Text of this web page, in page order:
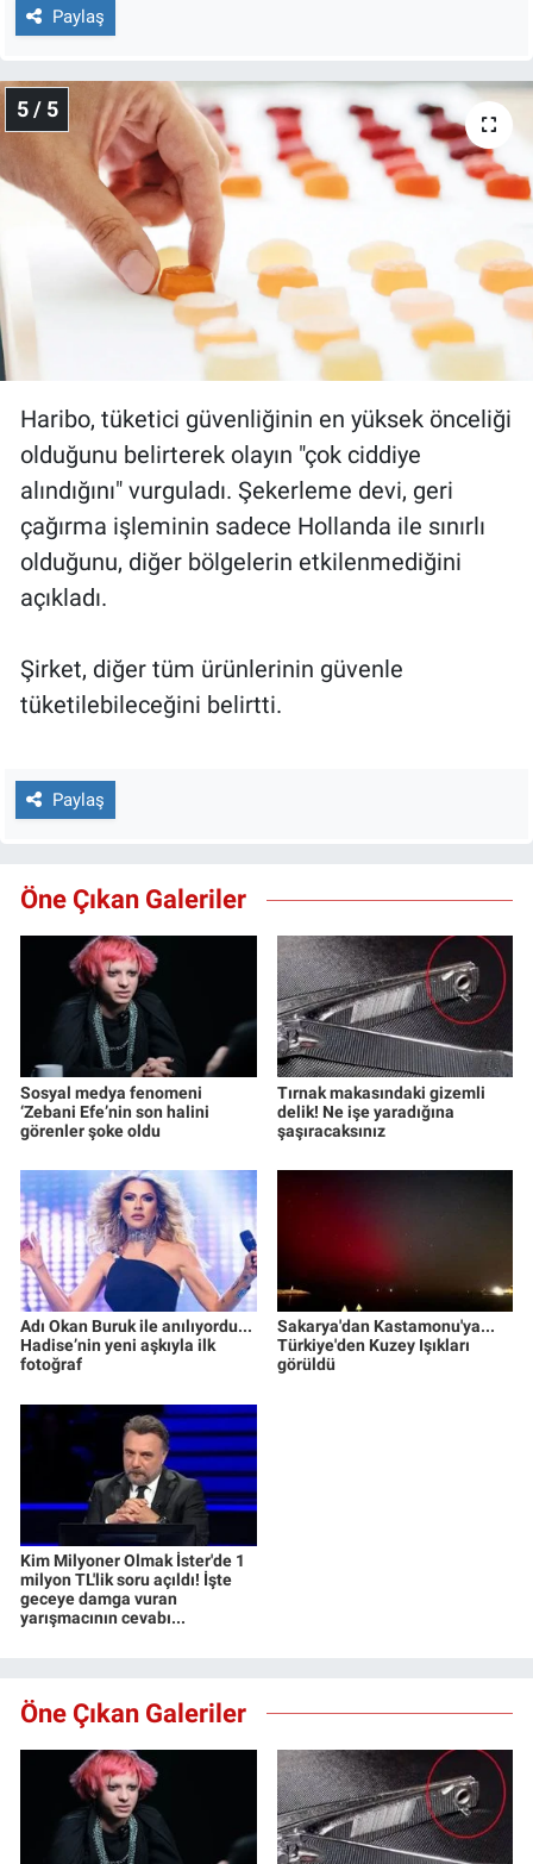
Paylaş
5 / 5
Haribo, tüketici güvenliğinin en yüksek önceliği
olduğunu belirterek olayın "çok ciddiye
alındığını" vurguladı. Şekerleme devi, geri
çağırma işleminin sadece Hollanda ile sınırlı
olduğunu, diğer bölgelerin etkilenmediğini
açıkladı.
Şirket, diğer tüm ürünlerinin güvenle
tüketilebileceğini belirtti.
Paylaş
Öne Çıkan Galeriler
Sosyal medya fenomeni
‘Zebani Efe’nin son halini
görenler şoke oldu
Tırnak makasındaki gizemli
delik! Ne işe yaradığına
şaşıracaksınız
Adı Okan Buruk ile anılıyordu...
Hadise’nin yeni aşkıyla ilk
fotoğraf
Sakarya'dan Kastamonu'ya...
Türkiye'den Kuzey Işıkları
görüldü
Kim Milyoner Olmak İster'de 1
milyon TL'lik soru açıldı! İşte
geceye damga vuran
yarışmacının cevabı...
Öne Çıkan Galeriler